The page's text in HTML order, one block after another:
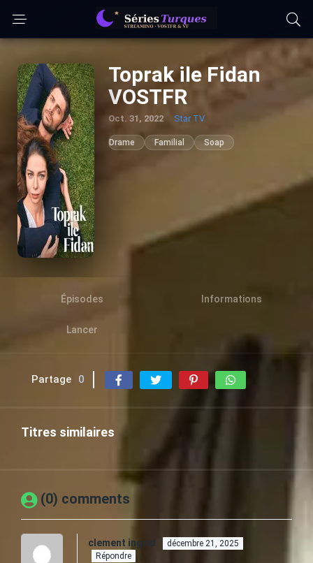
Toprak ile Fidan
VOSTFR
Oct. 31, 2022 Star TV
Drame Familial Soap
Épisodes Informations
Lancer
Partage 0
Titres similaires
(0) comments
clement ingrid
décembre 21, 2025
Répondre